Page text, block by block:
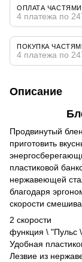
ОПЛАТА ЧАСТЯМИ
4 платежа по
ПОКУПКА
4 платежа по
Описание
Продвинутый
приготовить
пластиковой
нержавеющей
благодаря
скорости
2 скорости
функция \ "Пульс
Удобная
Лезвие из